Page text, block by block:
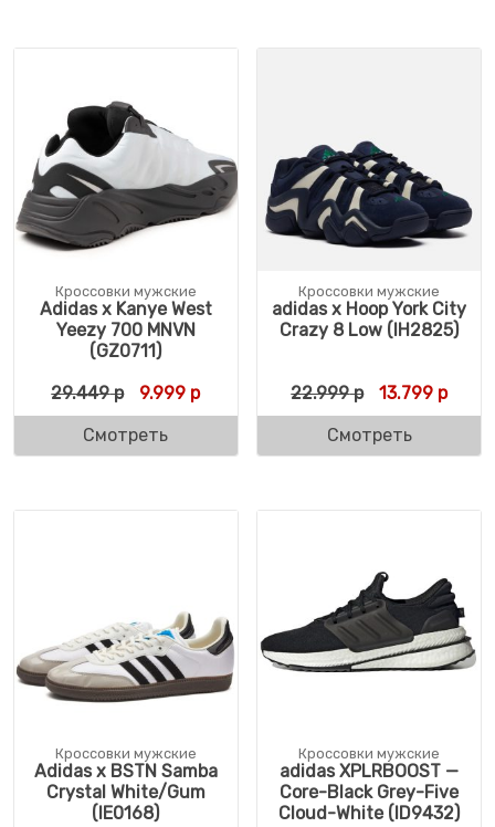
Кроссовки мужские
Adidas x Kanye West
Yeezy 700 MNVN
(GZ0711)
29.449р Первоначальная цена составляла
9.999 рТекущая цена: 9.999 р.
Смотреть
Кроссовки мужские
adidas x Hoop York City
Crazy 8 Low (IH2825)
22.999р 13.799 р
Смотреть
Кроссовки мужские
Adidas x BSTN Samba
Crystal White/Gum
(IE0168)
Кроссовки мужские
adidas XPLRBOOST —
Core-Black Grey-Five
Cloud-White (ID9432)